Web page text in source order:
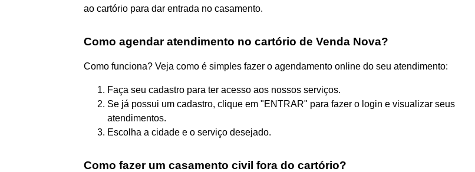
ao cartório para dar entrada no casamento.
Como agendar atendimento no cartório de Venda Nova?
Como funciona? Veja como é simples fazer o agendamento online do seu atendimento:
Faça seu cadastro para ter acesso aos nossos serviços.
Se já possui um cadastro, clique em "ENTRAR" para fazer o login e visualizar seus
atendimentos.
Escolha a cidade e o serviço desejado.
Como fazer um casamento civil fora do cartório?